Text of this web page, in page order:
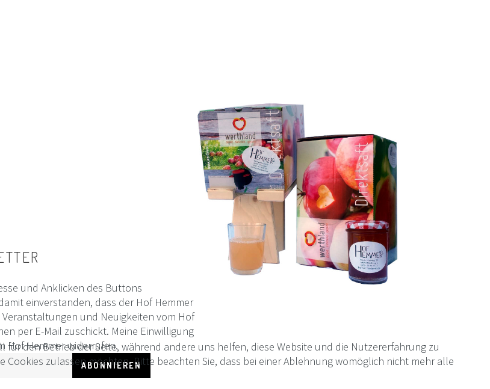
und Anklicken des Buttons
einverstanden, dass der Hof Hemmer
und Neuigkeiten vom Hof
per E-Mail zuschickt. Meine Einwilligung
Hof Hemmer widerrufen.
den Betrieb der Seite, während andere uns helfen, diese Website und die Nutzererfahrung zu
Cookies zulassen möchten. Bitte beachten Sie, dass bei einer Ablehnung womöglich nicht mehr alle